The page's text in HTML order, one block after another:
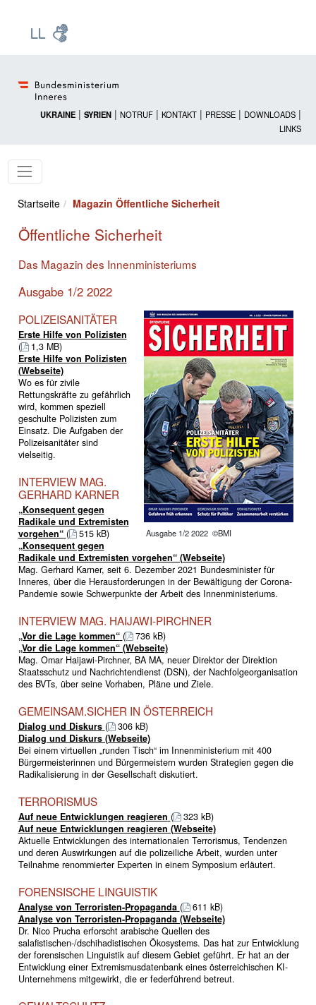
UKRAINE | SYRIEN | NOTRUF | KONTAKT | PRESSE | DOWNLOADS |
LINKS
Startseite Magazin Öffentliche Sicherheit
Öffentliche Sicherheit
Das Magazin des Innenministeriums
Ausgabe 1/2 2022
Ausgabe 1/2 2022 ©BMI
POLIZEISANITÄTER
Erste Hilfe von Polizisten
(
1,3 MB)
Erste Hilfe von Polizisten
(Webseite)
Wo es für zivile
Rettungskräfte zu gefährlich
wird, kommen speziell
geschulte Polizisten zum
Einsatz. Die Aufgaben der
Polizeisanitäter sind
vielseitig.
INTERVIEW MAG.
GERHARD KARNER
„Konsequent gegen
Radikale und Extremisten
vorgehen“ (
515 kB)
„Konsequent gegen
Radikale und Extremisten vorgehen“ (Webseite)
Mag. Gerhard Karner, seit 6. Dezember 2021 Bundesminister für
Inneres, über die Herausforderungen in der Bewältigung der Corona-
Pandemie sowie Schwerpunkte der Arbeit des Innenministeriums.
INTERVIEW MAG. HAIJAWI-PIRCHNER
„Vor die Lage kommen“ (
736 kB)
„Vor die Lage kommen“ (Webseite)
Mag. Omar Haijawi-Pirchner, BA MA, neuer Direktor der Direktion
Staatsschutz und Nachrichtendienst (DSN), der Nachfolgeorganisation
des BVTs, über seine Vorhaben, Pläne und Ziele.
GEMEINSAM.SICHER IN ÖSTERREICH
Dialog und Diskurs (
306 kB)
Dialog und Diskurs (Webseite)
Bei einem virtuellen „runden Tisch“ im Innenministerium mit 400
Bürgermeisterinnen und Bürgermeistern wurden Strategien gegen die
Radikalisierung in der Gesellschaft diskutiert.
TERRORISMUS
Auf neue Entwicklungen reagieren (
323 kB)
Auf neue Entwicklungen reagieren (Webseite)
Aktuelle Entwicklungen des internationalen Terrorismus, Tendenzen
und deren Auswirkungen auf die polizeiliche Arbeit, wurden unter
Teilnahme renommierter Experten in einem Symposium erläutert.
FORENSISCHE LINGUISTIK
Analyse von Terroristen-Propaganda (
611 kB)
Analyse von Terroristen-Propaganda (Webseite)
Dr. Nico Prucha erforscht arabische Quellen des
salafistischen-/dschihadistischen Ökosystems. Das hat zur Entwicklung
der forensischen Linguistik auf diesem Gebiet geführt. Er hat an der
Entwicklung einer Extremismusdatenbank eines österreichischen KI-
Unternehmens mitgewirkt, die er federführend betreut.